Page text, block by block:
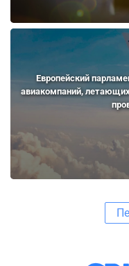
Европейский
авиакомпаний,